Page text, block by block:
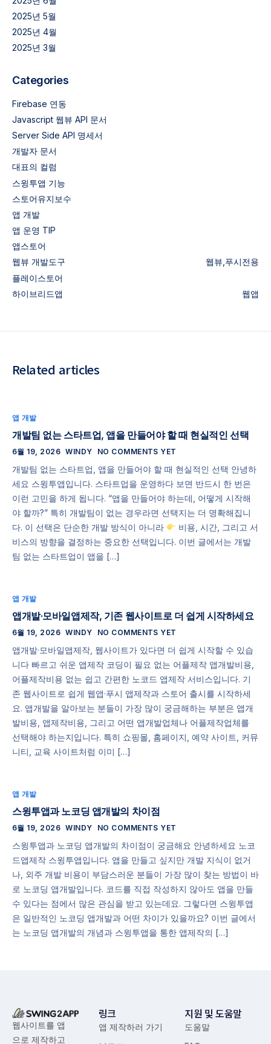
2025년 5월
2025년 4월
2025년 3월
Categories
Firebase 연동
Javascript 웹뷰 API 문서
Server Side API 명세서
개발자 문서
대표의 컬럼
스윙투앱 기능
스토어유지보수
앱 개발
앱 운영 TIP
앱스토어
웹뷰
웹뷰,푸시전용
개발도구
플레이스토어
하이브리드앱
웹앱
Related articles
앱 개발
개발팀 없는 스타트업, 앱을 만들어야 할 때 현실적인 선택
6월 19, 2026 WINDY NO COMMENTS YET
개발팀 없는 스타트업, 앱을 만들어야 할 때 현실적인 선택 안녕하
세요 스윙투앱입니다. 스타트업을 운영하다 보면 반드시 한 번은
이런 고민을 하게 됩니다. “앱을 만들어야 하는데, 어떻게 시작해
야 할까?” 특히 개발팀이 없는 경우라면 선택지는 더 명확해집니
다. 이 선택은 단순한 개발 방식이 아니라
비용, 시간, 그리고 서
비스의 방향을 결정하는 중요한 선택입니다. 이번 글에서는 개발
팀 없는 스타트업이 앱을 […]
앱 개발
앱개발·모바일앱제작, 기존 웹사이트로 더 쉽게 시작하세요
6월 19, 2026 WINDY NO COMMENTS YET
앱개발·모바일앱제작, 웹사이트가 있다면 더 쉽게 시작할 수 있습
니다 빠르고 쉬운 앱제작 코딩이 필요 없는 어플제작 앱개발비용,
어플제작비용 없는 쉽고 간편한 노코드 앱제작 서비스입니다. 기
존 웹사이트로 쉽게 웹앱·푸시 앱제작과 스토어 출시를 시작하세
요. 앱개발을 알아보는 분들이 가장 많이 궁금해하는 부분은 앱개
발비용, 앱제작비용, 그리고 어떤 앱개발업체나 어플제작업체를
선택해야 하는지입니다. 특히 쇼핑몰, 홈페이지, 예약 사이트, 커뮤
니티, 교육 사이트처럼 이미 […]
앱 개발
스윙투앱과 노코딩 앱개발의 차이점
6월 19, 2026 WINDY NO COMMENTS YET
스윙투앱과 노코딩 앱개발의 차이점이 궁금해요 안녕하세요 노코
드앱제작 스윙투앱입니다. 앱을 만들고 싶지만 개발 지식이 없거
나, 외주 개발 비용이 부담스러운 분들이 가장 많이 찾는 방법이 바
로 노코딩 앱개발입니다. 코드를 직접 작성하지 않아도 앱을 만들
수 있다는 점에서 많은 관심을 받고 있는데요. 그렇다면 스윙투앱
은 일반적인 노코딩 앱개발과 어떤 차이가 있을까요? 이번 글에서
는 노코딩 앱개발의 개념과 스윙투앱을 통한 앱제작의 […]
웹사이트를 앱
으로 제작하고
링크
앱 제작하러 가기
지원 및 도움말
도움말